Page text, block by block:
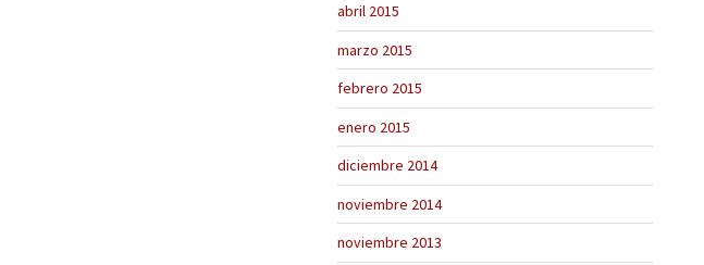
abril 2015
marzo 2015
febrero 2015
enero 2015
diciembre 2014
noviembre 2014
noviembre 2013